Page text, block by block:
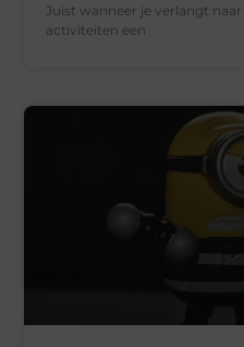
Juist wanneer je verlangt
activiteiten een